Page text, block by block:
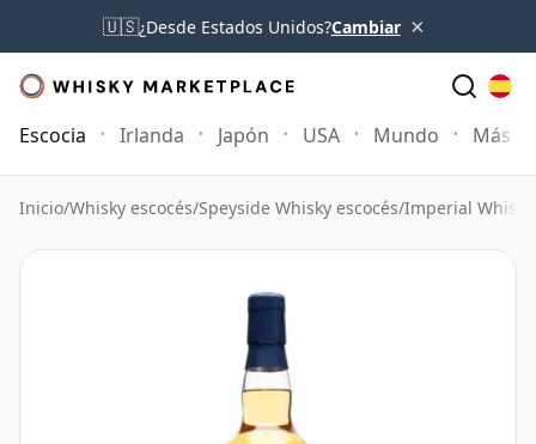
🇺🇸¿Desde Estados Unidos?Cambiar ×
Escocia Irlanda Japón USA Mundo Más
Inicio/Whisky escocés/Speyside Whisky escocés/Imperial Whisky